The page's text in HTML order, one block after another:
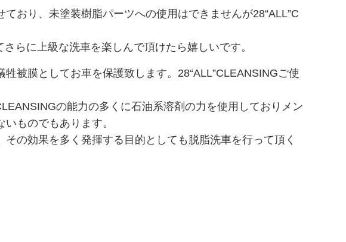
おり、未塗装樹脂パーツへの使用はできませんが28“ALL”C
らに上級な洗車を楽しんで頂けたら嬉しいです。
被膜としてお車を保護致します。28“ALL”CLEANSINGご使
の能力の多くに石油系溶剤の力を使用しておりメン
ものでもあります。
の効果を多く発揮する目的としても脱脂洗車を行って頂く